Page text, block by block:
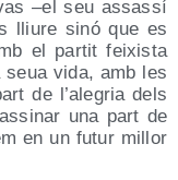
–el seu assas­sí
lliu­re sinó que es
el par­tit fei­xis­ta
vida, amb les
de l’alegria dels
una part de
en un futur millor